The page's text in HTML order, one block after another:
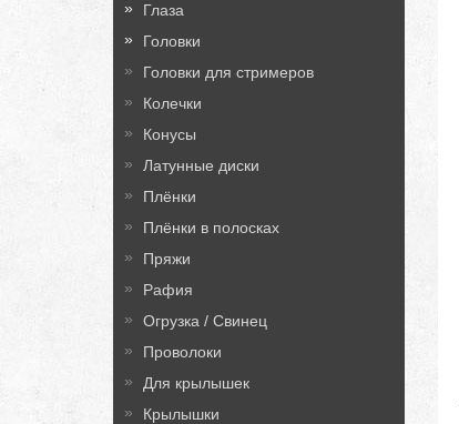
Глаза
Головки
Головки для стримеров
Колечки
Конусы
Латунные диски
Плёнки
Плёнки в полосках
Пряжи
Рафия
Огрузка / Свинец
Проволоки
Для крылышек
Крылышки